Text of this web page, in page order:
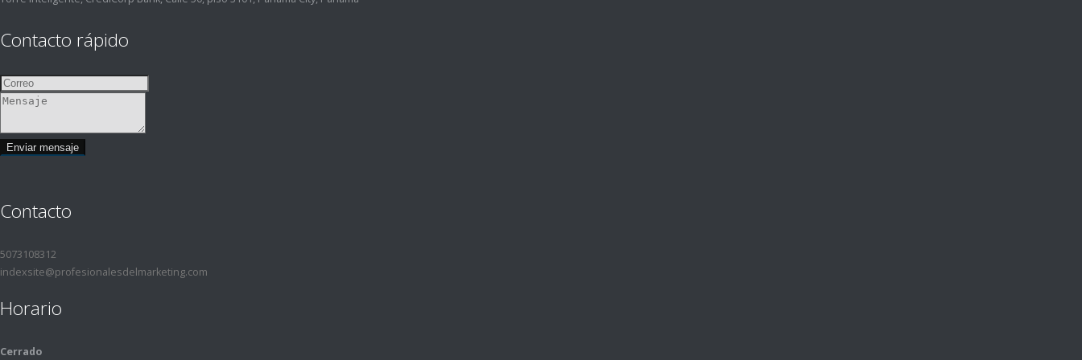
Contacto rápido
Contacto
5073108312
indexsite@profesionalesdelmarketing.com
Horario
Cerrado